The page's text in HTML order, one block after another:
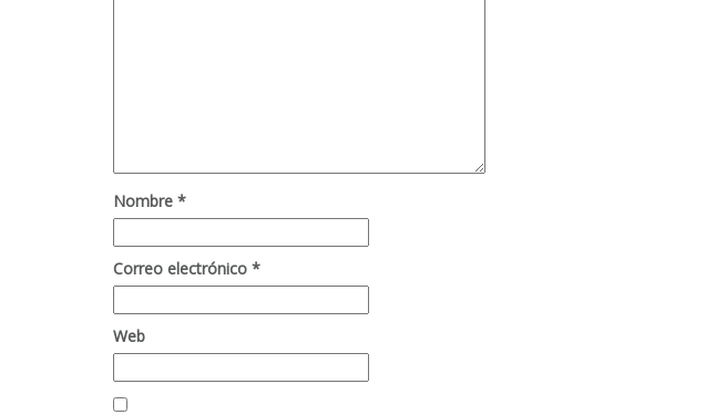
Nombre *
Correo electrónico *
Web